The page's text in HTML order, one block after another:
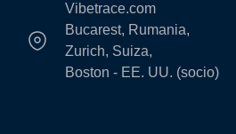
Vibetrace.com
Bucarest, Rumania,
Zurich, Suiza,
Boston - EE. UU. (socio)